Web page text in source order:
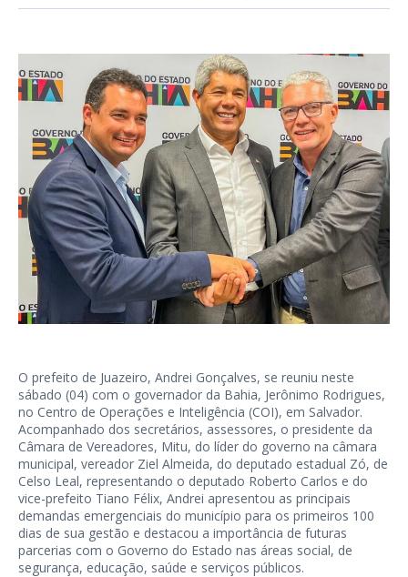
O prefeito de Juazeiro, Andrei Gonçalves, se reuniu neste
sábado (04) com o governador da Bahia, Jerônimo Rodrigues,
no Centro de Operações e Inteligência (COI), em Salvador.
Acompanhado dos secretários, assessores, o presidente da
Câmara de Vereadores, Mitu, do líder do governo na câmara
municipal, vereador Ziel Almeida, do deputado estadual Zó, de
Celso Leal, representando o deputado Roberto Carlos e do
vice-prefeito Tiano Félix, Andrei apresentou as principais
demandas emergenciais do município para os primeiros 100
dias de sua gestão e destacou a importância de futuras
parcerias com o Governo do Estado nas áreas social, de
segurança, educação, saúde e serviços públicos.